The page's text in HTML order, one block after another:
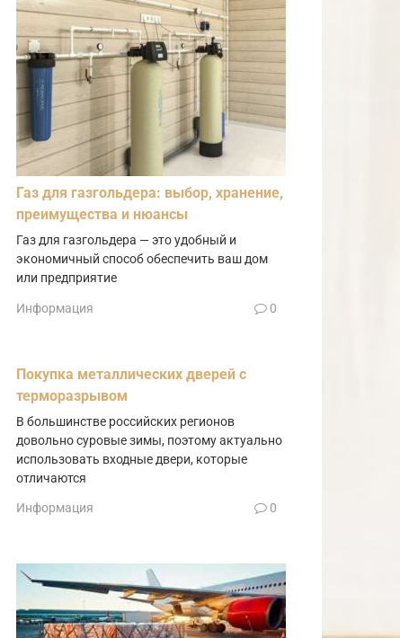
Газ для газгольдера: выбор, хранение,
преимущества и нюансы
Газ для газгольдера — это удобный и
экономичный способ обеспечить ваш дом
или предприятие
Информация 0
Покупка металлических дверей с
терморазрывом
В большинстве российских регионов
довольно суровые зимы, поэтому актуально
использовать входные двери, которые
отличаются
Информация 0